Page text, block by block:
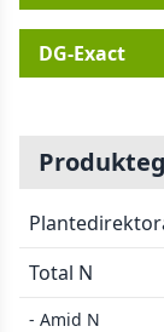
DG-Exact
Total N
- Amid N